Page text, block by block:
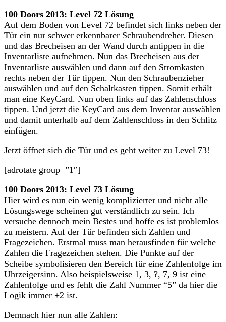
100 Doors 2013: Level 72 Lösung
Auf dem Boden von Level 72 befindet sich links neben der
Tür ein nur schwer erkennbarer Schraubendreher. Diesen
und das Brecheisen an der Wand durch antippen in die
Inventarliste aufnehmen. Nun das Brecheisen aus der
Inventarliste auswählen und dann auf den Stromkasten
rechts neben der Tür tippen. Nun den Schraubenzieher
auswählen und auf den Schaltkasten tippen. Somit erhält
man eine KeyCard. Nun oben links auf das Zahlenschloss
tippen. Und jetzt die KeyCard aus dem Inventar auswählen
und damit unterhalb auf dem Zahlenschloss in den Schlitz
einfügen.
Jetzt öffnet sich die Tür und es geht weiter zu Level 73!
[adrotate group=”1″]
100 Doors 2013: Level 73 Lösung
Hier wird es nun ein wenig komplizierter und nicht alle
Lösungswege scheinen gut verständlich zu sein. Ich
versuche dennoch mein Bestes und hoffe es ist problemlos
zu meistern. Auf der Tür befinden sich Zahlen und
Fragezeichen. Erstmal muss man herausfinden für welche
Zahlen die Fragezeichen stehen. Die Punkte auf der
Scheibe symbolisieren den Bereich für eine Zahlenfolge im
Uhrzeigersinn. Also beispielsweise 1, 3, ?, 7, 9 ist eine
Zahlenfolge und es fehlt die Zahl Nummer “5” da hier die
Logik immer +2 ist.
Demnach hier nun alle Zahlen: